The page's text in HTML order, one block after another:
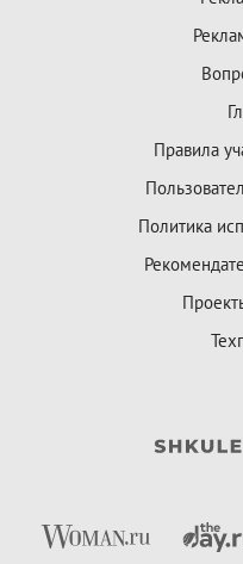
Правила
Политика